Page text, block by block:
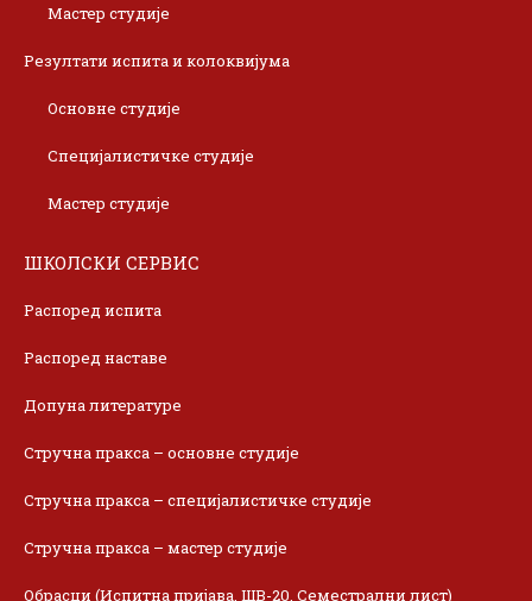
Мастер студије
Резултати испита и колоквијума
Основне студије
Специјалистичке студије
Мастер студије
ШКОЛСКИ СЕРВИС
Распоред испита
Распоред наставе
Допуна литературе
Стручна пракса – основне студије
Стручна пракса – специјалистичке студије
Стручна пракса – мастер студије
Обрасци (Испитна пријава, ШВ-20, Семестрални лист)